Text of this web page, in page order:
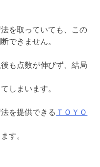
を取っていても、この
できません。
も点数が伸びず、結局
しまいます。
を提供できる ＴＯＹＯ
す。